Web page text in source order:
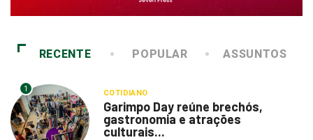
RECENTE POPULAR ASSUNTOS
1 COTIDIANO
Garimpo Day reúne brechós,
gastronomia e atrações
culturais...